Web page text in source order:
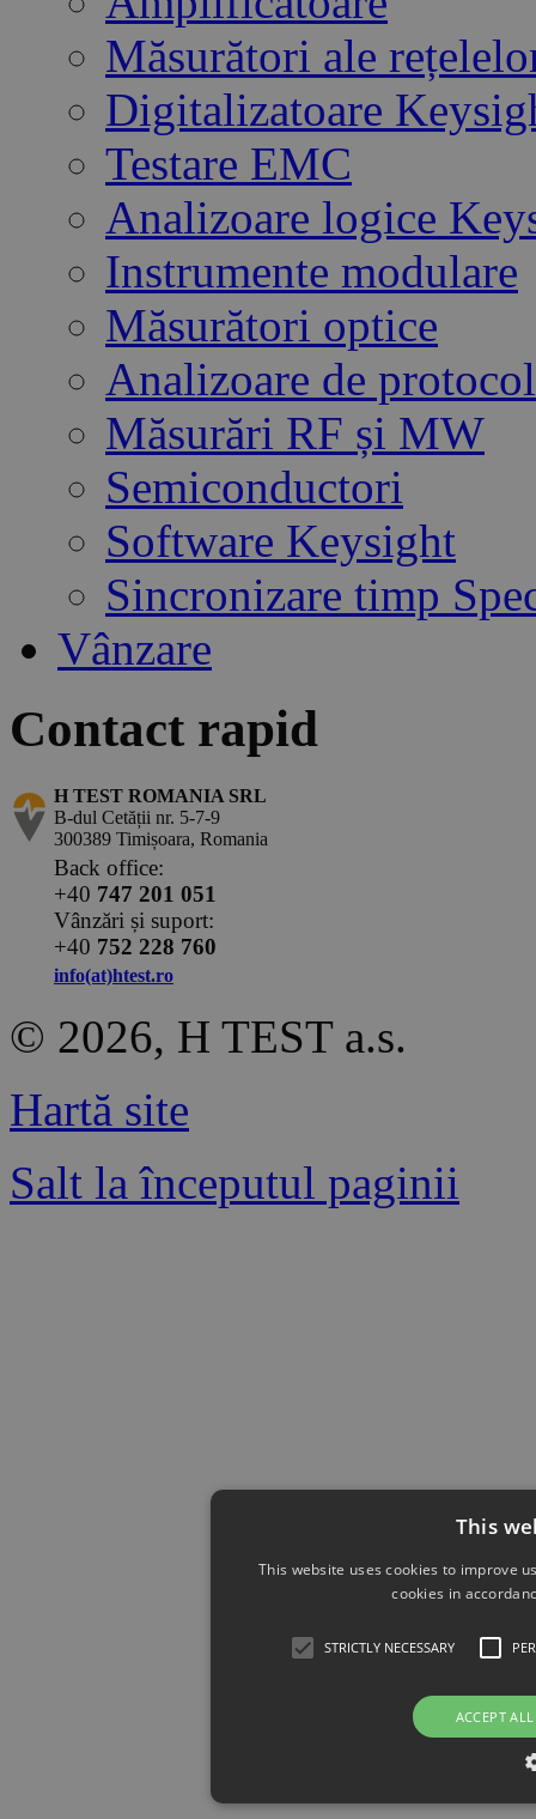
Măsurători ale
Digitalizatoare
Testare EMC
Analizoare logice
Instrumente modulare
Măsurători optice
Analizoare de
Măsurări RF și MW
Semiconductori
Software Keysight
Sincronizare timp
Vânzare
Contact rapid
H TEST ROMANIA SRL
B-dul Cetății nr. 5-7-9
300389 Timișoara, Romania
Back office:
+40 747 201 051
Vânzări și suport:
+40 752 228 760
info(at)htest.ro
© 2026, H TEST a.s.
Hartă site
Salt la începutul paginii
This
This website uses cookies to improve
cookies in
STRICTLY NECESSARY
ACCEPT ALL